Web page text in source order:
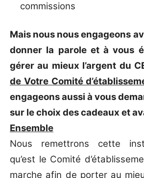
commissions
Mais nous nous engageons
donner la parole et à vous
gérer au mieux l’argent du
de Votre Comité
engageons aussi à vous
sur le choix des cadeaux et
Ensemble
Nous remettrons cette
qu’est le Comité
marche afin de porter au